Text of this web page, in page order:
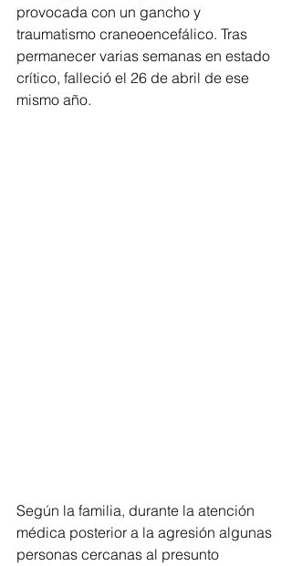
provocada con un gancho y
traumatismo craneoencefálico. Tras
permanecer varias semanas en estado
crítico, falleció el 26 de abril de ese
mismo año.
Según la familia, durante la atención
médica posterior a la agresión algunas
personas cercanas al presunto